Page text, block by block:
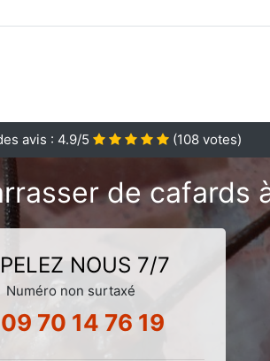
avis : 4.9/5 (108 votes)
de cafards
NOUS 7/7
Numéro non surtaxé
70 14 76 19